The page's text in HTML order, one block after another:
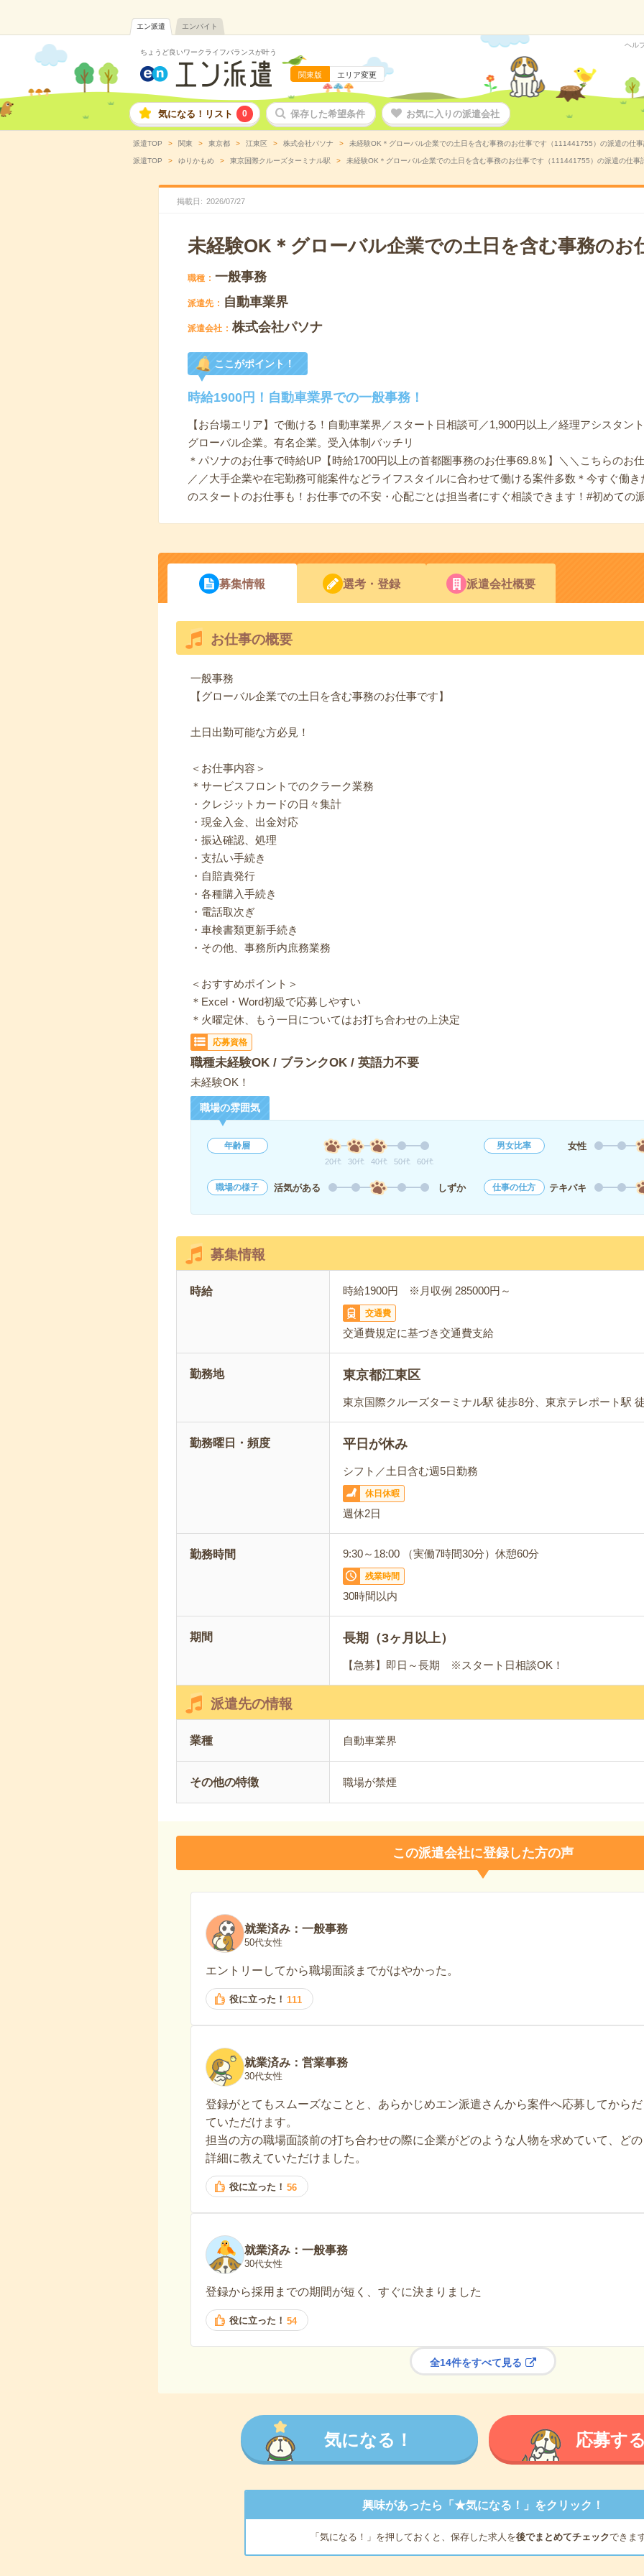
エン派遣 エンバイト
ちょうど良いワークライフバランスが叶う
関東版 エリア変更
ヘル
気になる！リスト 0 保存した希望条件 お気に入りの派遣会社
派遣TOP 関東 東京都 江東区 株式会社パソナ 未経験OK＊グローバル企業での土日を含む事務のお仕事です（111441755）の派遣の仕
派遣TOP ゆりかもめ 東京国際クルーズターミナル駅 未経験OK＊グローバル企業での土日を含む事務のお仕事です（111441755）の派遣の仕事
掲載日 2026/07/27
未経験OK＊グローバル企業での土日を含む事務のお
職種 一般事務
派遣先 自動車業界
派遣会社 株式会社パソナ
ここがポイント！
時給1900円！自動車業界での一般事務！
【お台場エリア】で働ける！自動車業界／スタート日相談可／1,900円以上／経理アシスタン
グローバル企業。有名企業。受入体制バッチリ
＊パソナのお仕事で時給UP【時給1700円以上の首都圏事務のお仕事69.8％】＼＼こちらのお
／／大手企業や在宅勤務可能案件などライフスタイルに合わせて働ける案件多数＊今すぐ働
のスタートのお仕事も！お仕事での不安・心配ごとは担当者にすぐ相談できます！#初めての
募集情報 選考・登録 派遣会社概要
お仕事の概要
一般事務
【グローバル企業での土日を含む事務のお仕事です】
土日出勤可能な方必見！
＜お仕事内容＞
＊サービスフロントでのクラーク業務
・クレジットカードの日々集計
・現金入金、出金対応
・振込確認、処理
・支払い手続き
・自賠責発行
・各種購入手続き
・電話取次ぎ
・車検書類更新手続き
・その他、事務所内庶務業務
＜おすすめポイント＞
＊Excel・Word初級で応募しやすい
＊火曜定休、もう一日についてはお打ち合わせの上決定
応募資格
職種未経験OK / ブランクOK / 英語力不要
未経験OK！
職場の雰囲気
年齢層
20代 30代 40代 50代 60代
男女比率 女性
職場の様子 活気がある しずか 仕事の仕方 テキパキ
募集情報
時給 時給1900円 ※月収例 285000円～
交通費
交通費規定に基づき交通費支給
勤務地 東京都江東区
東京国際クルーズターミナル駅 徒歩8分、東京テレポート駅
勤務曜日・頻度 平日が休み
シフト／土日含む週5日勤務
休日休暇
週休2日
勤務時間 9:30～18:00 （実働7時間30分）休憩60分
残業時間
30時間以内
期間 長期（3ヶ月以上）
【急募】即日～長期 ※スタート日相談OK！
派遣先の情報
業種 自動車業界
その他の特徴 職場が禁煙
この派遣会社に登録した方の声
就業済み：一般事務
50代女性
エントリーしてから職場面談までがはやかった。
役に立った！ 111
就業済み：営業事務
30代女性
登録がとてもスムーズなことと、あらかじめエン派遣さんから案件へ応募してから
ていただけます。
担当の方の職場面談前の打ち合わせの際に企業がどのような人物を求めていて、ど
詳細に教えていただけました。
役に立った！ 56
就業済み：一般事務
30代女性
登録から採用までの期間が短く、すぐに決まりました
役に立った！ 54
全14件をすべて見る
気になる！ 応募す
興味があったら「★気になる！」をクリック！
「気になる！」を押しておくと、保存した求人を後でまとめてチェックできま